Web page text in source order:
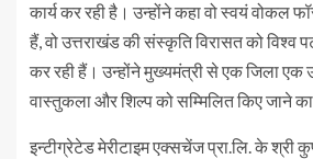
कार्य कर रही है। उन्होंने कहा वो स्वयं वोकल
हैं, वो उत्तराखंड की संस्कृति विरासत को विश्व
कर रही हैं। उन्होंने मुख्यमंत्री से एक जिला एक
वास्तुकला और शिल्प को सम्मिलित किए जाने
इन्टीग्रेटेड मेरीटाइम एक्सचेंज प्रा.लि. के श्री